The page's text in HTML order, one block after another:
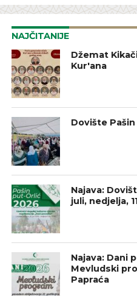
NAJČITANIJE
Džemat
Kur'ana
Dovište
Najava:
juli, nedjelja,
Najava: Dani
Mevludski
Papraća